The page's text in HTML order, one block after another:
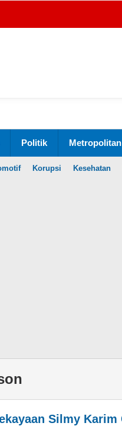
Politik Metropolitan
Korupsi Kesehatan
Silmy Karim